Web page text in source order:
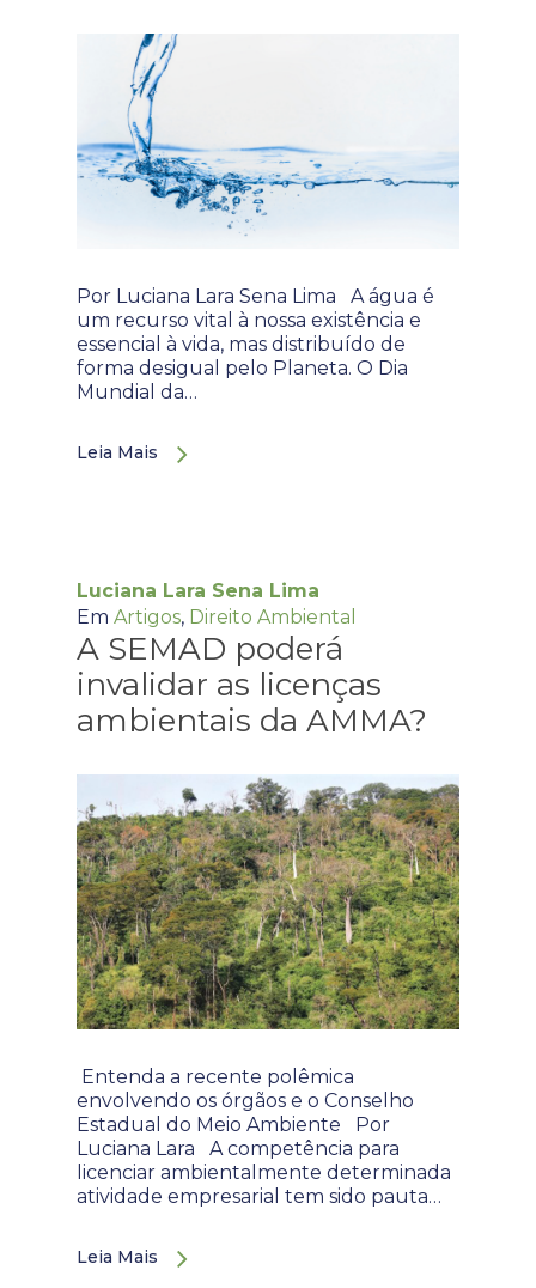
Por Luciana Lara Sena Lima A água é
um recurso vital à nossa existência e
essencial à vida, mas distribuído de
forma desigual pelo Planeta. O Dia
Mundial da…
Leia Mais
Luciana Lara Sena Lima
Em Artigos, Direito Ambiental
A SEMAD poderá
invalidar as licenças
ambientais da AMMA?
Entenda a recente polêmica
envolvendo os órgãos e o Conselho
Estadual do Meio Ambiente Por
Luciana Lara A competência para
licenciar ambientalmente determinada
atividade empresarial tem sido pauta…
Leia Mais